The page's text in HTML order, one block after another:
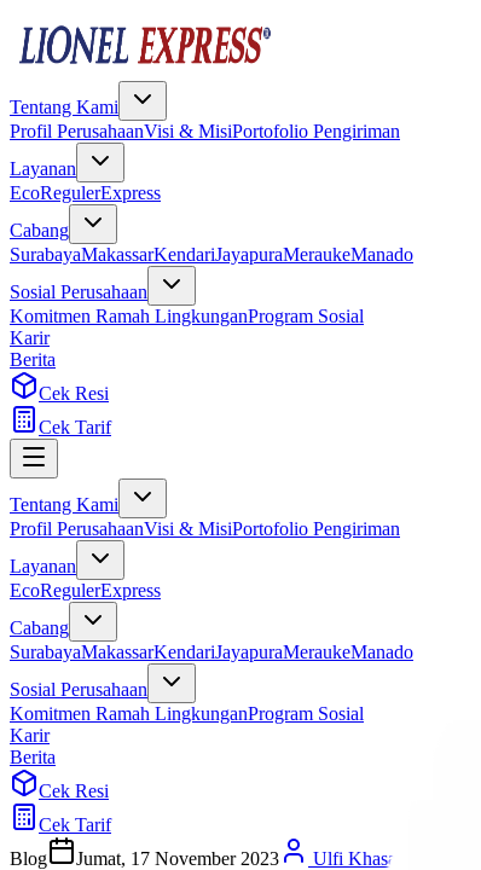
Tentang Kami
Profil PerusahaanVisi & MisiPortofolio Pengiriman
Layanan
EcoRegulerExpress
Cabang
SurabayaMakassarKendariJayapuraMeraukeManado
Sosial Perusahaan
Komitmen Ramah LingkunganProgram Sosial
Karir
Berita
Cek Resi
Cek Tarif
Tentang Kami
Profil PerusahaanVisi & MisiPortofolio Pengiriman
Layanan
EcoRegulerExpress
Cabang
SurabayaMakassarKendariJayapuraMeraukeManado
Sosial Perusahaan
Komitmen Ramah LingkunganProgram Sosial
Karir
Berita
Cek Resi
Cek Tarif
Blog
Jumat, 17 November 2023 Ulfi Khasanah